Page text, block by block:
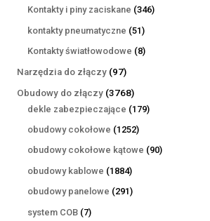
produktów
Kontakty i piny zaciskane 346346
kontakty pneumatyczne 5151
produktów
Kontakty światłowodowe 88
Narzędzia do złączy 9797
produktów
Obudowy do złączy 37683768
produktów
dekle zabezpieczające 179179
obudowy cokołowe 12521252
produkty
obudowy cokołowe kątowe 9090
obudowy kablowe 18841884
produkty
obudowy panelowe 291291
system COB 77